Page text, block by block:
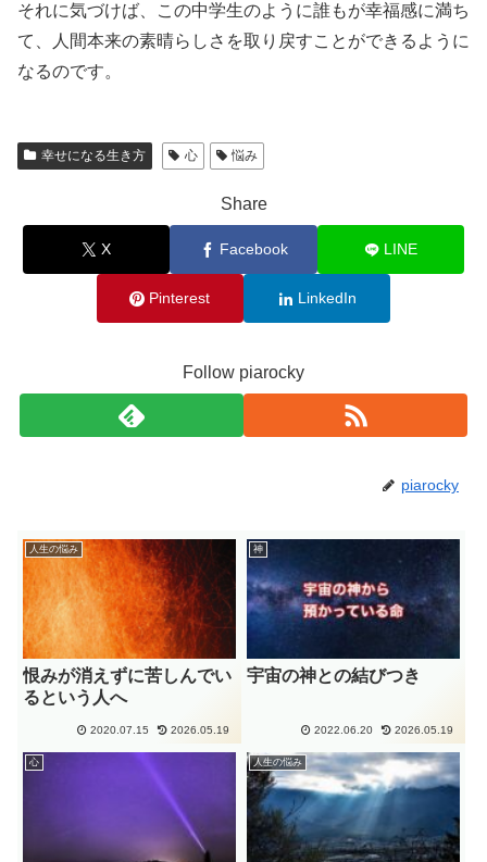
それに気づけば、この中学生のように誰もが幸福感に満ち
て、人間本来の素晴らしさを取り戻すことができるように
なるのです。
幸せになる生き方 心 悩み
Share
X Facebook LINE
Pinterest LinkedIn
Follow piarocky
piarocky
人生の悩み
恨みが消えずに苦しんでい
るという人へ
2020.07.15 2026.05.19
神
宇宙の神との結びつき
2022.06.20 2026.05.19
心 人生の悩み